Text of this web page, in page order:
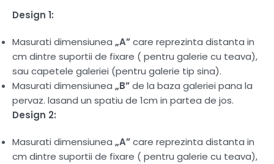
Design 1:
Masurati dimensiunea „A”care reprezinta distanta in
cm dintre suportii de fixare ( pentru galerie cu teava),
sau capetele galeriei (pentru galerie tip sina).
Masurati dimensiunea „B”de la baza galeriei pana la
pervaz. lasand un spatiu de 1cm in partea de jos.
Design 2:
Masurati dimensiunea „A”care reprezinta distanta in
cm dintre suportii de fixare ( pentru galerie cu teava),